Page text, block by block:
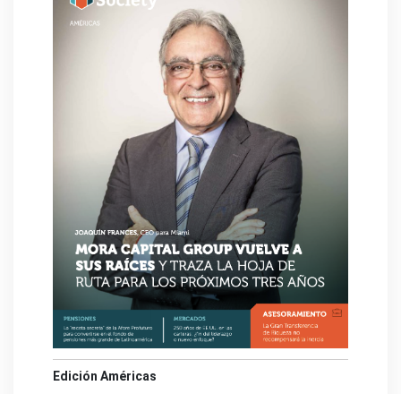
Edición Américas